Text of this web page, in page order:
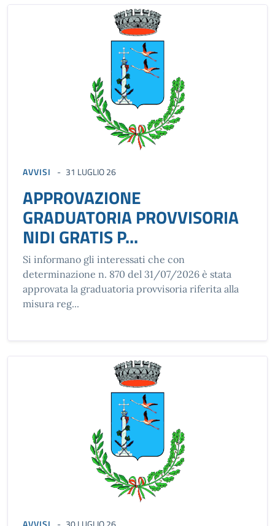
AVVISI 31 LUGLIO 26
APPROVAZIONE
GRADUATORIA PROVVISORIA
NIDI GRATIS P...
Si informano gli interessati che con
determinazione n. 870 del 31/07/2026 è stata
approvata la graduatoria provvisoria riferita alla
misura reg...